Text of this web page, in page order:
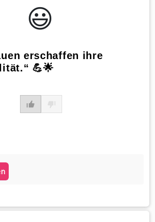
😃️
erschaffen ihre
💪🌟